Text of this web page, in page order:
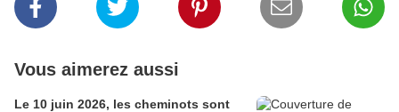
Vous aimerez aussi
Le 10 juin 2026, les cheminots sont